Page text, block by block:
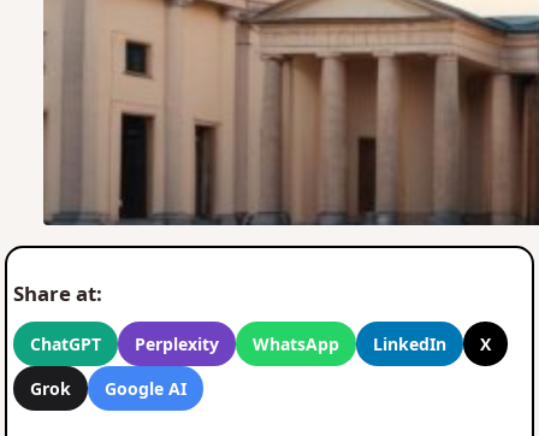
Share at:
ChatGPT Perplexity WhatsApp LinkedIn
X
Grok
Google AI